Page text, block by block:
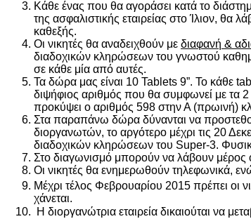
Κάθε ένας που θα αγοράσει κατά το
της ασφαλιστικής εταιρείας στο Ίλιον, θα
καθεξής.
Οι νικητές θα αναδειχθούν με διαφανή &
διαδοχικών κληρώσεων του γνωστού
σε κάθε μία από αυτές.
Τα δώρα μας είναι 10 Tablets 9”. Το κάθε
διψήφιος αριθμός που θα συμφωνεί
προκύψει ο αριθμός 598 στην Α (πρωινή)
Στα παραπάνω δώρα δύνανται να
διοργανωτών, το αργότερο μέχρι τις 20
διαδοχικών κληρώσεων του Super-3.
Στο διαγωνισμό μπορούν να λάβουν μέρος
Οι νικητές θα ενημερωθούν τηλεφωνικά,
Μέχρι τέλος Φεβρουαρίου 2015 πρέπει
χάνεται.
Η διοργανώτρια εταιρεία δικαιούται να